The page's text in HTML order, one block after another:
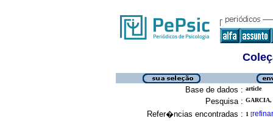
Base de dados : article
Pesquisa : GARCIA,
Refer�ncias encontradas : 1 [refinar